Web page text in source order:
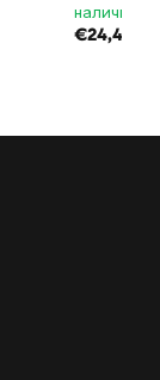
наличност
€24,44